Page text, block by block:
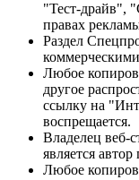
"Тест-драйв",
правах
Раздел
Любое
другое
ссылку на
воспрещается.
Владелец веб-
является
Любое